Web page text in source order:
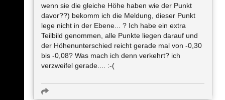
wenn sie die gleiche Höhe haben wie der Punkt
davor??) bekomm ich die Meldung, dieser Punkt
lege nicht in der Ebene... ? Ich habe ein extra
Teilbild genommen, alle Punkte liegen darauf und
der Höhenunterschied reicht gerade mal von -0,30
bis -0,08? Was mach ich denn verkehrt? ich
verzweifel gerade.... :-(